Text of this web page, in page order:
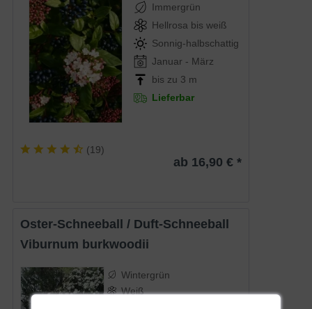
Immergrün
Hellrosa bis weiß
Sonnig-halbschattig
Januar - März
bis zu 3 m
Lieferbar
(19)
ab 16,90 € *
Oster-Schneeball / Duft-Schneeball
Viburnum burkwoodii
Wintergrün
Weiß